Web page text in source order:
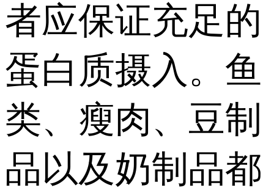
者应保证充足的
蛋白质摄入。鱼
类、瘦肉、豆制
品以及奶制品都